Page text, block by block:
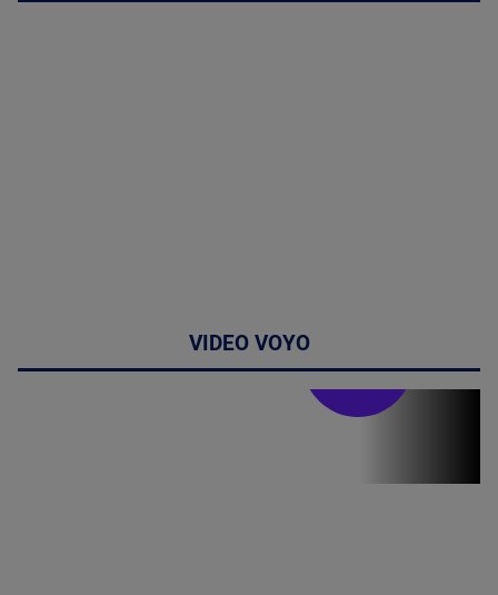
VIDEO VOYO